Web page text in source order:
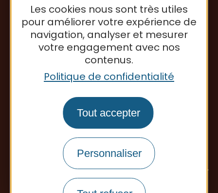
Les cookies nous sont très utiles
pour améliorer votre expérience de
navigation, analyser et mesurer
votre engagement avec nos
contenus.
Politique de confidentialité
Tout accepter
Personnaliser
S'inscrire à la newsletter
Office de tourisme